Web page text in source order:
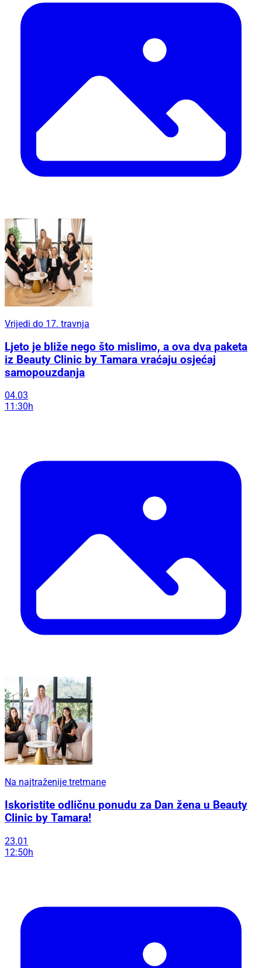
Vrijedi do 17. travnja
Ljeto je bliže nego što mislimo, a ova dva paketa
iz Beauty Clinic by Tamara vraćaju osjećaj
samopouzdanja
04.03
11:30h
Na najtraženije tretmane
Iskoristite odličnu ponudu za Dan žena u Beauty
Clinic by Tamara!
23.01
12:50h